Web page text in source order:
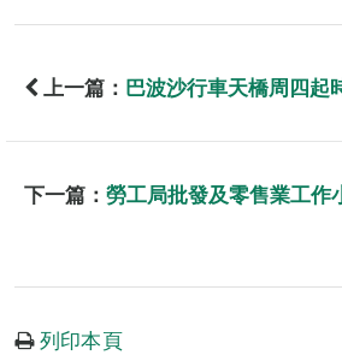
上一篇： 巴波沙行車天橋周四起
下一篇： 勞工局批發及零售業工作
列印本頁